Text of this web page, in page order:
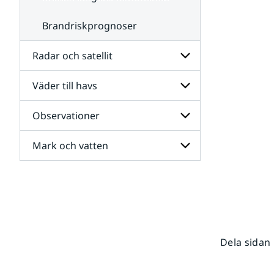
Brandriskprognoser
Radar och satellit
Undersidor
för
Radar
och
satellit
Väder till havs
Undersidor
för
Väder
till
havs
Observationer
Undersidor
för
Mark och vatten
Dela sidan